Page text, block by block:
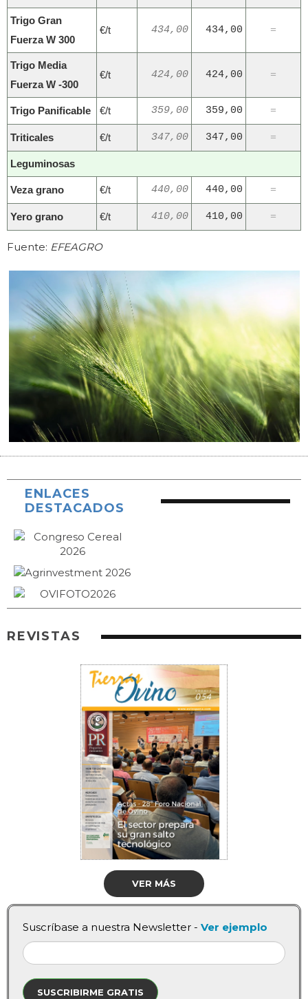
Trigo Gran
Fuerza W 300
€/t 434,00 434,00 =
Trigo Media
Fuerza W -300
€/t 424,00 424,00 =
Trigo Panificable €/t 359,00 359,00 =
Triticales €/t 347,00 347,00 =
Leguminosas
Veza grano €/t 440,00 440,00 =
Yero grano €/t 410,00 410,00 =
Fuente: EFEAGRO
ENLACES
DESTACADOS
REVISTAS
VER MÁS
Suscríbase a nuestra Newsletter - Ver ejemplo
SUSCRIBIRME GRATIS